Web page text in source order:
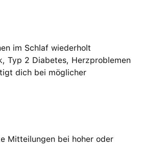
im Schlaf wiederholt
Typ 2 Diabetes, Herzproblemen
dich bei möglicher
Mitteilungen bei hoher oder